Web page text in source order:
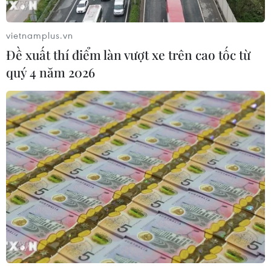
CƠ QUAN CHỦ QUẢN: THÔNG TẤN XÃ VIỆT NAM
Tổng Biên tập: TRẦN TIẾN DUẨN
Phó Tổng Biên tập: NGUYỄN THỊ TÁM, KHÚC THANH
THỦY
Sở hữu trí tuệ
Quy định sử dụng
RSS
Hỗ trợ
Ngôn ngữ
TTXVN
Dịch vụ tin
Quảng cáo
vietnamplus.vn
Đề xuất thí điểm làn vượt xe trên cao tốc từ
quý 4 năm 2026